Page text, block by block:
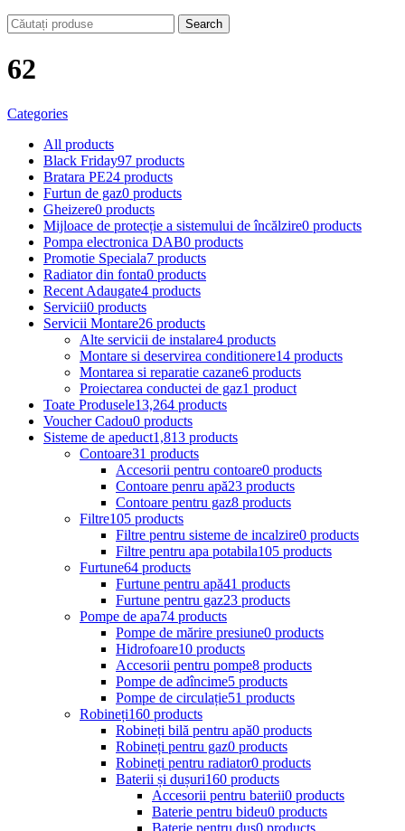
Search
62
Categories
All products
Black Friday97 products
Bratara PE24 products
Furtun de gaz0 products
Gheizere0 products
Mijloace de protecție a sistemului de încălzire0 products
Pompa electronica DAB0 products
Promotie Speciala7 products
Radiator din fonta0 products
Recent Adaugate4 products
Servicii0 products
Servicii Montare26 products
Alte servicii de instalare4 products
Montare si deservirea conditionere14 products
Montarea si reparatie cazane6 products
Proiectarea conductei de gaz1 product
Toate Produsele13,264 products
Voucher Cadou0 products
Sisteme de apeduct1,813 products
Contoare31 products
Accesorii pentru contoare0 products
Contoare penru apă23 products
Contoare pentru gaz8 products
Filtre105 products
Filtre pentru sisteme de incalzire0 products
Filtre pentru apa potabila105 products
Furtune64 products
Furtune pentru apă41 products
Furtune pentru gaz23 products
Pompe de apa74 products
Pompe de mărire presiune0 products
Hidrofoare10 products
Accesorii pentru pompe8 products
Pompe de adîncime5 products
Pompe de circulație51 products
Robineți160 products
Robineți bilă pentru apă0 products
Robineți pentru gaz0 products
Robineți pentru radiator0 products
Baterii și dușuri160 products
Accesorii pentru baterii0 products
Baterie pentru bideu0 products
Baterie pentru duș0 products